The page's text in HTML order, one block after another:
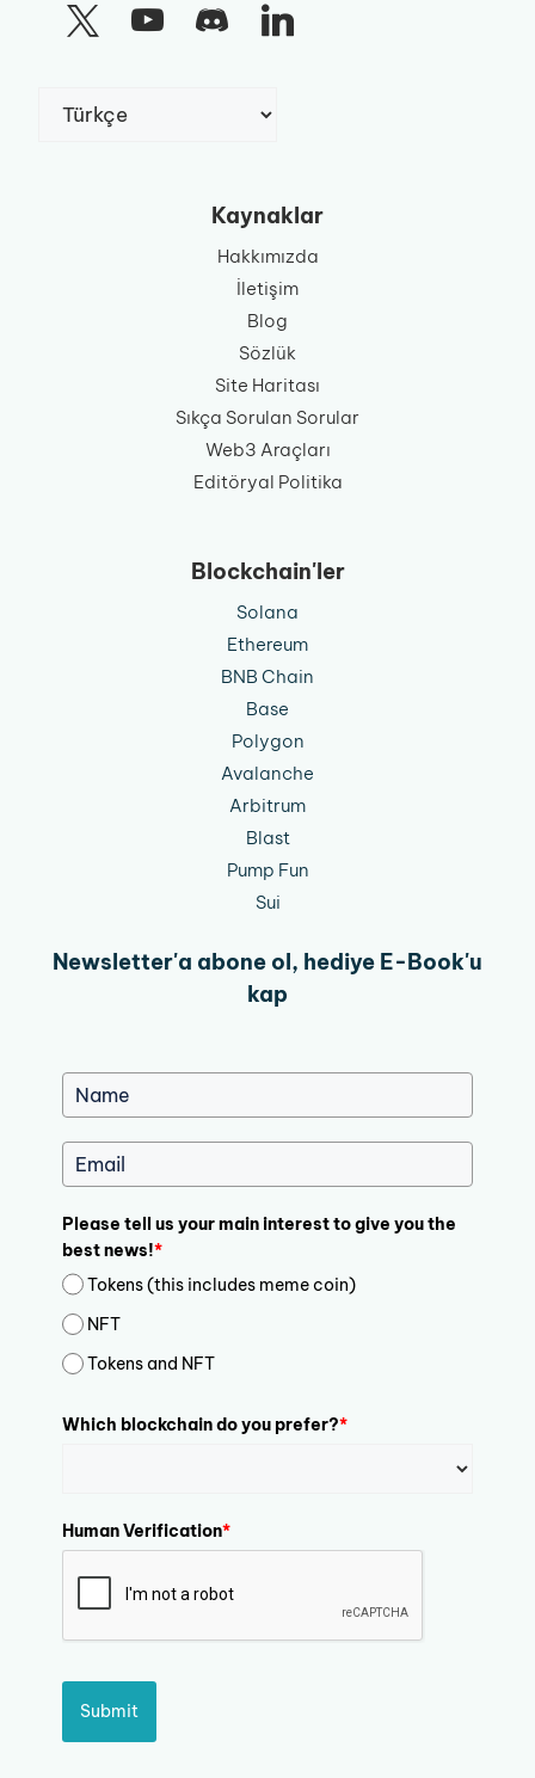
Seç
Kaynaklar
Hakkımızda
İletişim
Blog
Sözlük
Site Haritası
Sıkça Sorulan Sorular
Web3 Araçları
Editöryal Politika
Blockchain'ler
Solana
Ethereum
BNB Chain
Base
Polygon
Avalanche
Arbitrum
Blast
Pump Fun
Sui
Newsletter'a abone ol, hediye E-Book'u
kap
Please tell us your main interest to give you the
best news!*
Tokens (this includes meme coin)
NFT
Tokens and NFT
Which blockchain do you prefer?*
Human Verification*
Submit